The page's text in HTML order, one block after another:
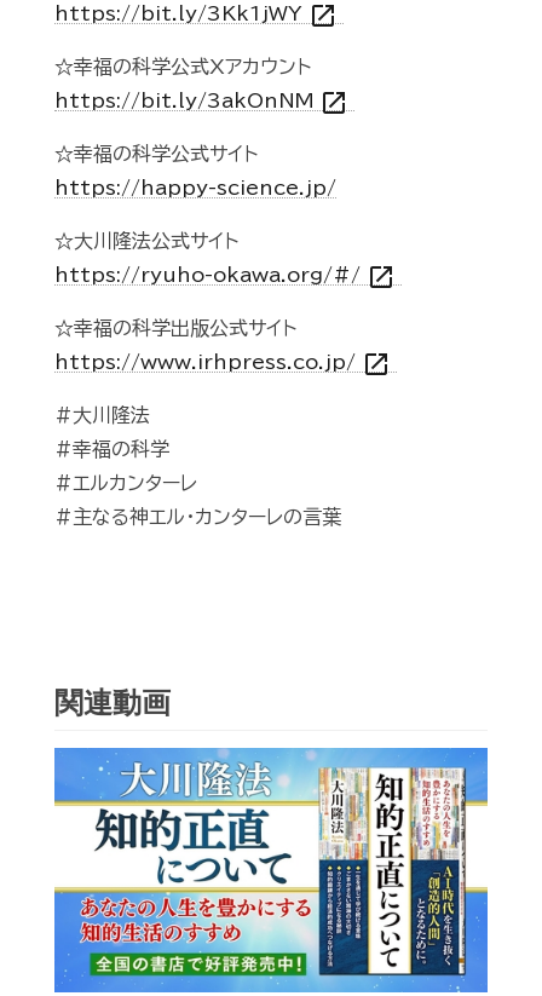
https://bit.ly/3Kk1jWY open_in_new
☆幸福の科学公式Xアカウント
https://bit.ly/3akOnNM open_in_new
☆幸福の科学公式サイト
https://happy-science.jp/
☆大川隆法公式サイト
https://ryuho-okawa.org/#/ open_in_new
☆幸福の科学出版公式サイト
https://www.irhpress.co.jp/ open_in_new
#大川隆法
#幸福の科学
#エルカンターレ
#主なる神エル・カンターレの言葉
関連動画